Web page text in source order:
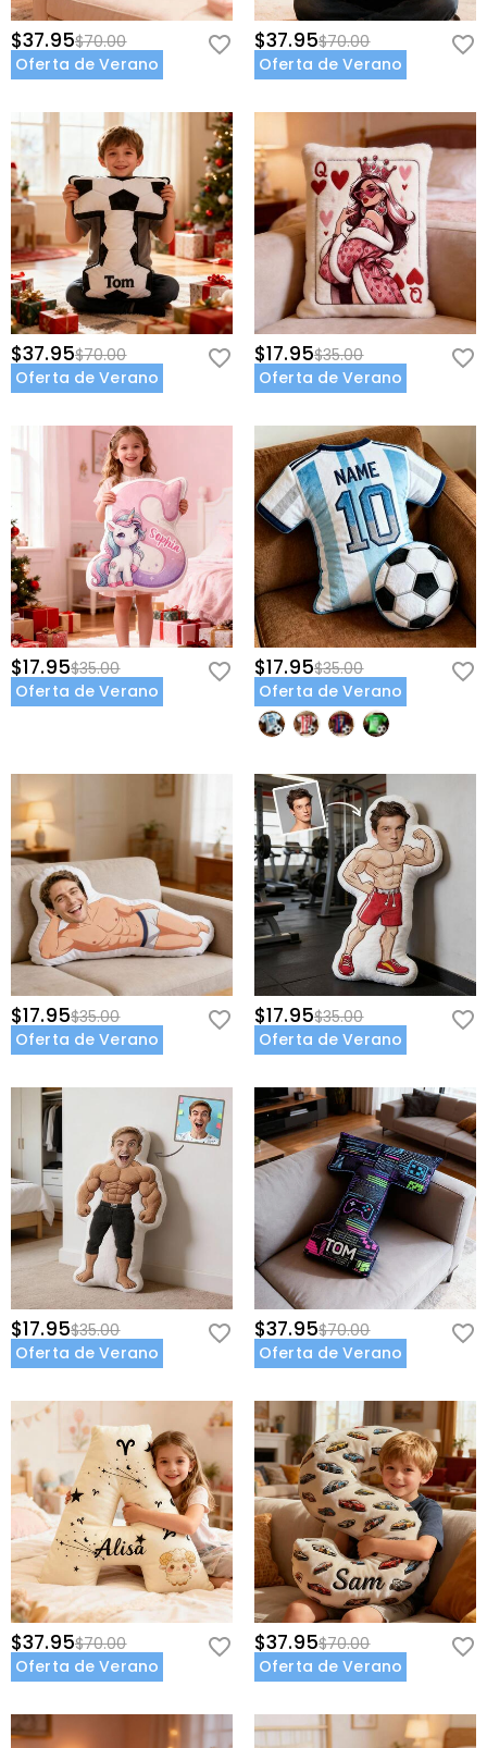
$37.95$70.00
Oferta de Verano
$37.95$70.00
Oferta de Verano
$37.95$70.00
Oferta de Verano
$17.95$35.00
Oferta de Verano
$17.95$35.00
Oferta de Verano
$17.95$35.00
Oferta de Verano
$17.95$35.00
Oferta de Verano
$17.95$35.00
Oferta de Verano
$17.95$35.00
Oferta de Verano
$37.95$70.00
Oferta de Verano
$37.95$70.00
Oferta de Verano
$37.95$70.00
Oferta de Verano